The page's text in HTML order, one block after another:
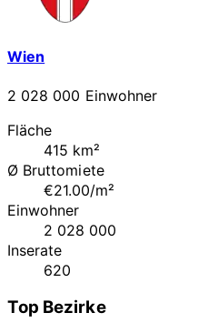
Wien
2 028 000 Einwohner
Fläche
415 km²
Ø Bruttomiete
€21.00/m²
Einwohner
2 028 000
Inserate
620
Top Bezirke